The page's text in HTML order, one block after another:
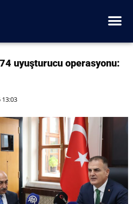
uyuşturucu operasyonu:
13:03